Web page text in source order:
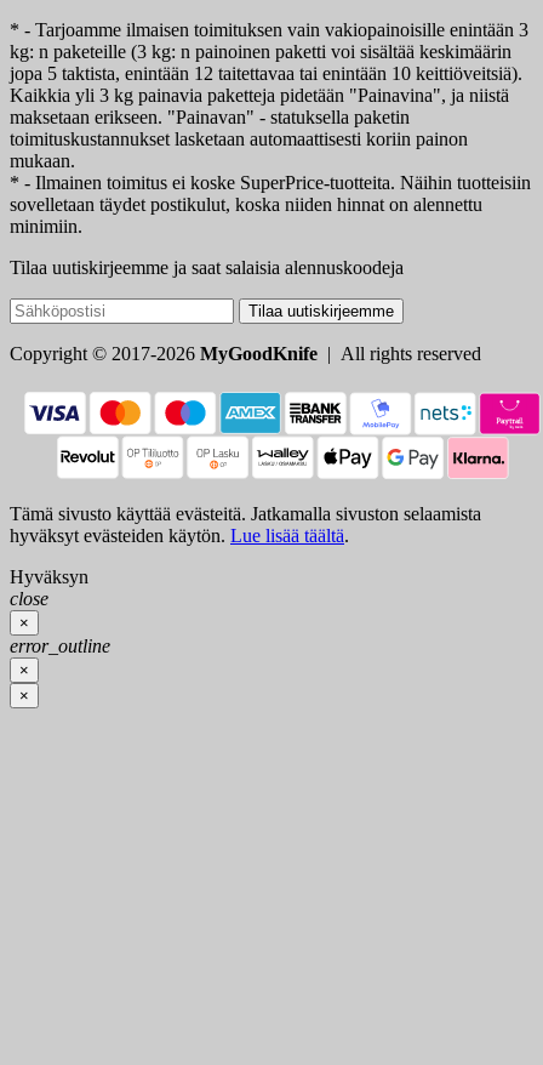
* - Tarjoamme ilmaisen toimituksen vain vakiopainoisille enintään 3
kg: n paketeille (3 kg: n painoinen paketti voi sisältää keskimäärin
jopa 5 taktista, enintään 12 taitettavaa tai enintään 10 keittiöveitsiä).
Kaikkia yli 3 kg painavia paketteja pidetään "Painavina", ja niistä
maksetaan erikseen. "Painavan" - statuksella paketin
toimituskustannukset lasketaan automaattisesti koriin painon
mukaan.
* - Ilmainen toimitus ei koske SuperPrice-tuotteita. Näihin tuotteisiin
sovelletaan täydet postikulut, koska niiden hinnat on alennettu
minimiin.
Tilaa uutiskirjeemme ja saat salaisia alennuskoodeja
Tilaa uutiskirjeemme
Copyright © 2017-2026 MyGoodKnife | All rights reserved
Tämä sivusto käyttää evästeitä. Jatkamalla sivuston selaamista
hyväksyt evästeiden käytön. Lue lisää täältä.
Hyväksyn
close
×
error_outline
×
×